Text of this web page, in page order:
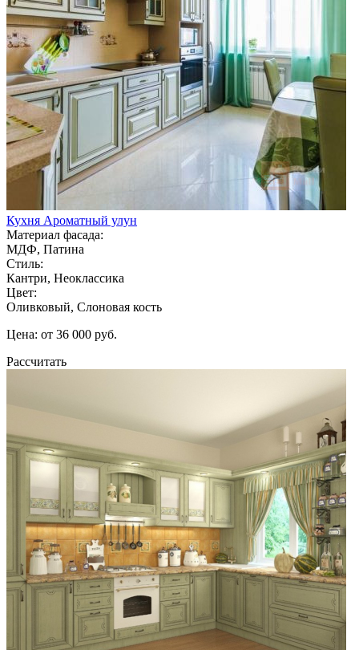
Кухня Ароматный улун
Материал фасада:
МДФ, Патина
Стиль:
Кантри, Неоклассика
Цвет:
Оливковый, Слоновая кость
Цена: от 36 000 руб.
Рассчитать